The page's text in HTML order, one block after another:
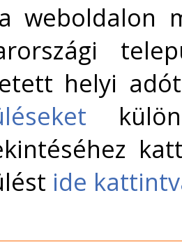
weboldalon
helyi
ide